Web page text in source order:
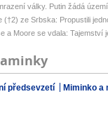
války. Putin žádá
ze Srbska: Propustili
a Moore se vdala: Tajemství
předsevzetí Miminko a